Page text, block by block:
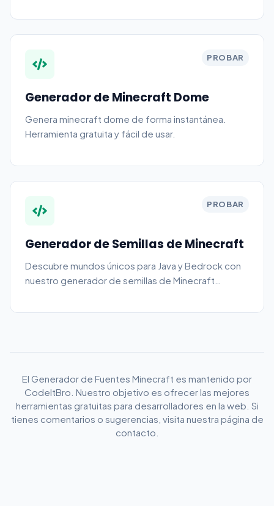
PROBAR
Generador de Minecraft Dome
Genera minecraft dome de forma instantánea.
Herramienta gratuita y fácil de usar.
PROBAR
Generador de Semillas de Minecraft
Descubre mundos únicos para Java y Bedrock con
nuestro generador de semillas de Minecraft
épicas al instante.
El Generador de Fuentes Minecraft es mantenido por
CodeItBro. Nuestro objetivo es ofrecer las mejores
herramientas gratuitas para desarrolladores en la web. Si
tienes comentarios o sugerencias, visita nuestra página de
contacto.